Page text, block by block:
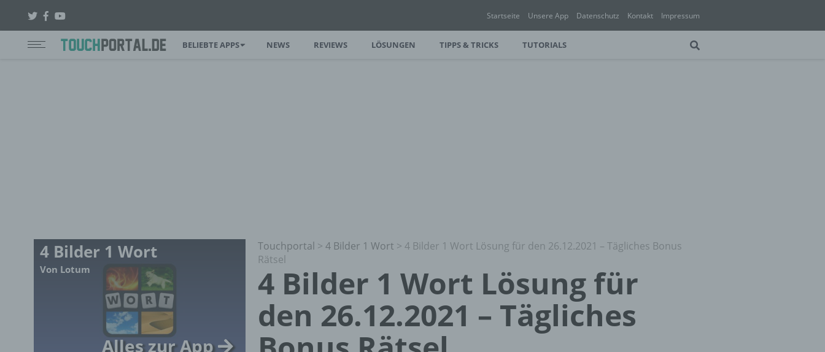
Startseite Unsere App Datenschutz Kontakt Impressum
BELIEBTE APPS NEWS REVIEWS LÖSUNGEN TIPPS & TRICKS TUTORIALS
Touchportal > 4 Bilder 1 Wort > 4 Bilder 1 Wort Lösung für den 26.12.2021 – Tägliches Bonus
Rätsel
4 Bilder 1 Wort Lösung für
den 26.12.2021 – Tägliches
4 Bilder 1 Wort
Von Lotum
Alles zur App